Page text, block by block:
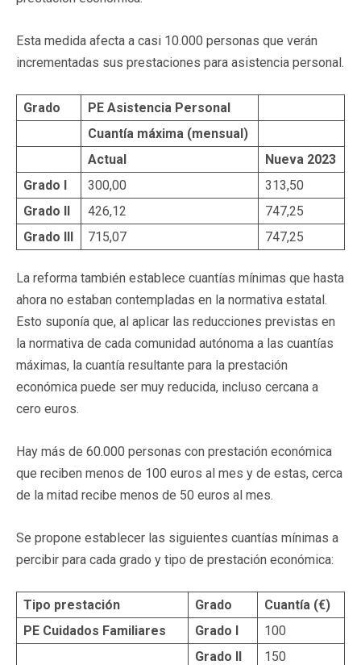
Esta medida afecta a casi 10.000 personas que verán
incrementadas sus prestaciones para asistencia personal.
Grado
PE Asistencia Personal
Cuantía máxima (mensual)
Actual
Nueva 2023
Grado I
300,00
313,50
Grado II
426,12
747,25
Grado III
715,07 747,25
La reforma también establece cuantías mínimas que hasta
ahora no estaban contempladas en la normativa estatal.
Esto suponía que, al aplicar las reducciones previstas en
la normativa de cada comunidad autónoma a las cuantías
máximas, la cuantía resultante para la prestación
económica puede ser muy reducida, incluso cercana a
cero euros.
Hay más de 60.000 personas con prestación económica
que reciben menos de 100 euros al mes y de estas, cerca
de la mitad recibe menos de 50 euros al mes.
Se propone establecer las siguientes cuantías mínimas a
percibir para cada grado y tipo de prestación económica:
Tipo prestación Grado
Cuantía (€)
PE Cuidados Familiares
Grado I
100
Grado II
150